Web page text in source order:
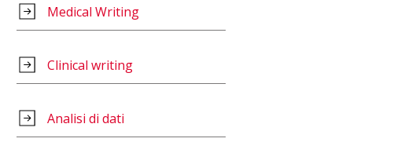
Medical Writing
Clinical writing
Analisi di dati